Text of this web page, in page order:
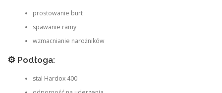
prostowanie burt
spawanie ramy
wzmacnianie narożników
⚙ Podłoga:
stal Hardox 400